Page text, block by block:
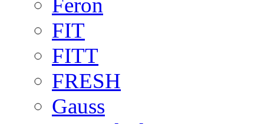
Feron
FIT
FITT
FRESH
Gauss